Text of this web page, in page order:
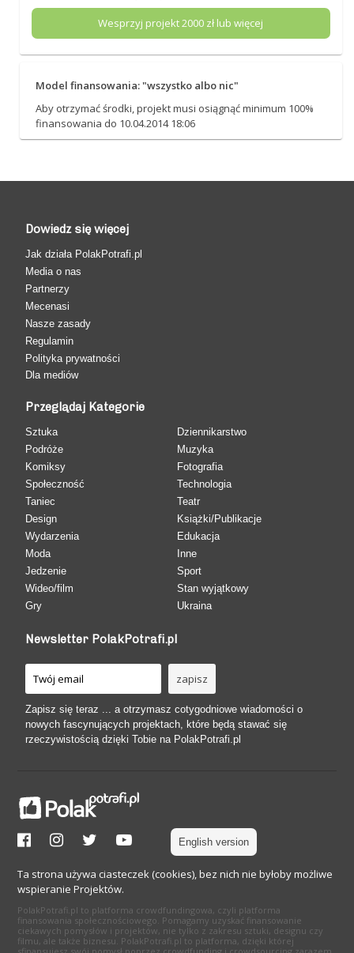
Wesprzyj projekt2000 zł lub więcej
Model finansowania: "wszystko albo nic"
Aby otrzymać środki, projekt musi osiągnąć minimum 100%
finansowania do 10.04.2014 18:06
Dowiedz się więcej
Jak działa PolakPotrafi.pl
Media o nas
Partnerzy
Mecenasi
Nasze zasady
Regulamin
Polityka prywatności
Dla mediów
Przeglądaj Kategorie
Sztuka
Podróże
Komiksy
Społeczność
Taniec
Design
Wydarzenia
Moda
Jedzenie
Wideo/film
Gry
Dziennikarstwo
Muzyka
Fotografia
Technologia
Teatr
Książki/Publikacje
Edukacja
Inne
Sport
Stan wyjątkowy
Ukraina
Newsletter PolakPotrafi.pl
Zapisz się teraz ... a otrzymasz cotygodniowe wiadomości o
nowych fascynujących projektach, które będą stawać się
rzeczywistością dzięki Tobie na PolakPotrafi.pl
English version
Ta strona używa ciasteczek (cookies), bez nich nie byłoby możliwe
wspieranie Projektów.
PolakPotrafi.pl to platforma crowdfundingowa, czyli platforma
finansowania społecznościowego. Pomagamy uzyskać finansowanie
ciekawych pomysłów i projektów, nie tylko z zakresu sztuki, designu czy
filmu, ale także biznesu. PolakPotrafi.pl to platforma, dzięki której